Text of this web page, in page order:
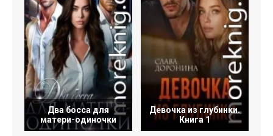
Два босса для
матери-одиночки
Девочка из глубинки.
Книга 1